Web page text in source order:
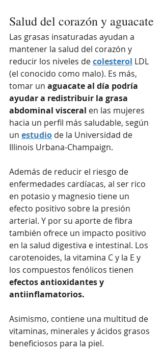
Salud del corazón y aguacate
Las grasas insaturadas ayudan a
mantener la salud del corazón y
reducir los niveles de colesterol LDL
(el conocido como malo). Es más,
tomar un aguacate al día podría
ayudar a redistribuir la grasa
abdominal visceral en las mujeres
hacia un perfil más saludable, según
un estudio de la Universidad de
Illinois Urbana-Champaign.
Además de reducir el riesgo de
enfermedades cardíacas, al ser rico
en potasio y magnesio tiene un
efecto positivo sobre la presión
arterial. Y por su aporte de fibra
también ofrece un impacto positivo
en la salud digestiva e intestinal. Los
carotenoides, la vitamina C y la E y
los compuestos fenólicos tienen
efectos antioxidantes y
antiinflamatorios.
Asimismo, contiene una multitud de
vitaminas, minerales y ácidos grasos
beneficiosos para la piel.